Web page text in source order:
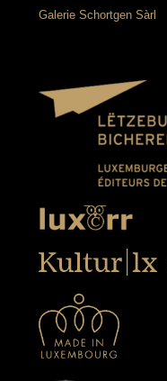
Galerie Schortgen Sàrl